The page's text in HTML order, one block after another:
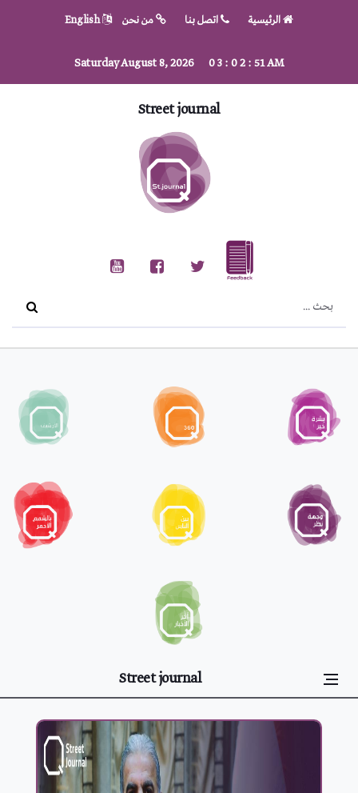
الرئيسية اتصل بنا من نحن English
Saturday August 8, 2026 03: 02: 53AM
Street journal
Street journal